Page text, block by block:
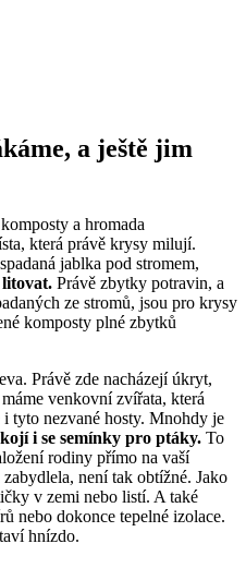
a ještě jim
a hromada
která právě krysy milují.
jablka pod stromem,
litovat. Právě zbytky potravin, a
ze stromů, jsou pro krysy
komposty plné zbytků
Právě zde nacházejí úkryt,
venkovní zvířata, která
tyto nezvané hosty. Mnohdy je
i se semínky pro ptáky. To
rodiny přímo na vaší
není tak obtížné. Jako
v zemi nebo listí. A také
nebo dokonce tepelné izolace.
hnízdo.